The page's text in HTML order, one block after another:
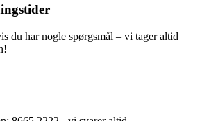
du har nogle spørgsmål – vi tager altid